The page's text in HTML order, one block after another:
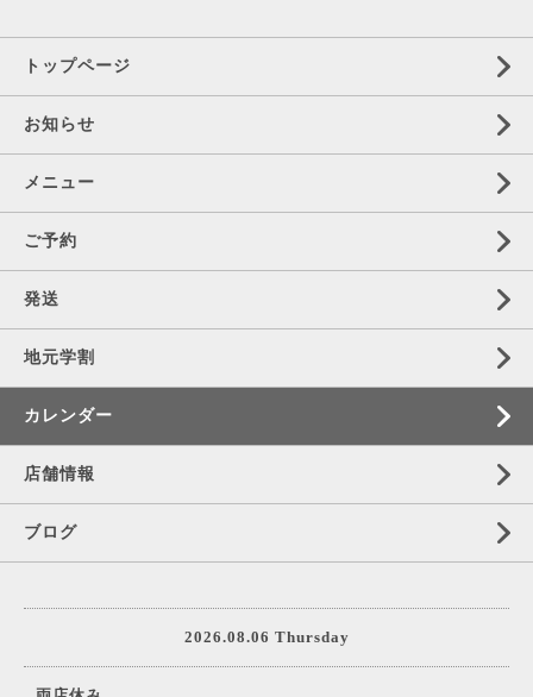
トップページ
お知らせ
メニュー
ご予約
発送
地元学割
カレンダー
店舗情報
ブログ
2026.08.06 Thursday